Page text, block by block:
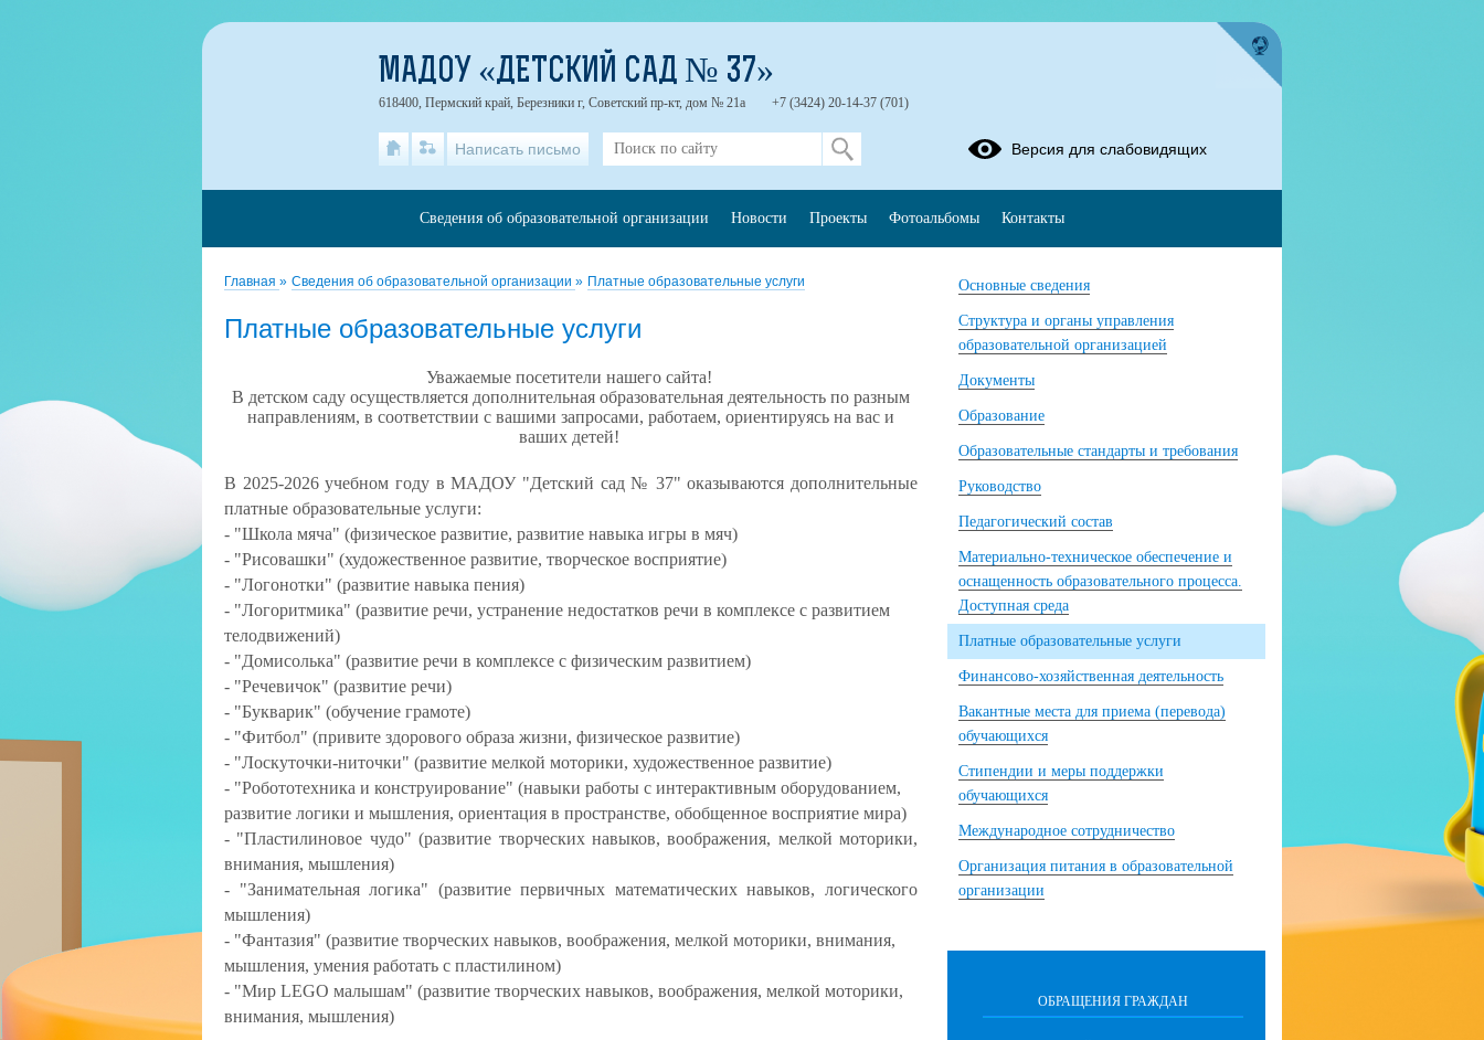
Главная » Сведения об образовательной организации » Платные образовательные услуги
Платные образовательные услуги
Уважаемые посетители нашего сайта!
В детском саду осуществляется дополнительная образовательная деятельность по разным
направлениям, в соответствии с вашими запросами, работаем, ориентируясь на вас и
ваших детей!
В 2025-2026 учебном году в МАДОУ "Детский сад № 37" оказываются дополнительные
платные образовательные услуги:
- "Школа мяча" (физическое развитие, развитие навыка игры в мяч)
- "Рисовашки" (художественное развитие, творческое восприятие)
- "Логонотки" (развитие навыка пения)
- "Логоритмика" (развитие речи, устранение недостатков речи в комплексе с развитием
телодвижений)
- "Домисолька" (развитие речи в комплексе с физическим развитием)
- "Речевичок" (развитие речи)
- "Букварик" (обучение грамоте)
- "Фитбол" (привите здорового образа жизни, физическое развитие)
- "Лоскуточки-ниточки" (развитие мелкой моторики, художественное развитие)
- "Робототехника и конструирование" (навыки работы с интерактивным оборудованием,
развитие логики и мышления, ориентация в пространстве, обобщенное восприятие мира)
- "Пластилиновое чудо" (развитие творческих навыков, воображения, мелкой моторики,
внимания, мышления)
- "Занимательная логика" (развитие первичных математических навыков, логического
мышления)
- "Фантазия" (развитие творческих навыков, воображения, мелкой моторики, внимания,
мышления, умения работать с пластилином)
- "Мир LEGO малышам" (развитие творческих навыков, воображения, мелкой моторики,
внимания, мышления)
Основные сведения
Структура и органы управления
образовательной организацией
Документы
Образование
Образовательные стандарты и требования
Руководство
Педагогический состав
Материально-техническое обеспечение и
оснащенность образовательного процесса.
Доступная среда
Платные образовательные услуги
Финансово-хозяйственная деятельность
Вакантные места для приема (перевода)
обучающихся
Стипендии и меры поддержки
обучающихся
Международное сотрудничество
Организация питания в образовательной
организации
ОБРАЩЕНИЯ ГРАЖДАН
МАДОУ «ДЕТСКИЙ САД № 37»
618400, Пермский край, Березники г, Советский пр-кт, дом № 21а +7 (3424) 20-14-37 (701)
Написать письмо Версия для слабовидящих
Сведения об образовательной организации Новости Проекты Фотоальбомы Контакты